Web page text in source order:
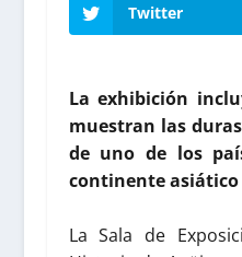
Twitter
La exhibición
muestran las
de uno de los
continente asiático
La Sala de